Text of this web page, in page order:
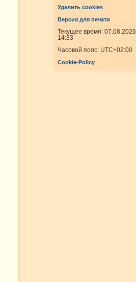
Удалить cookies
Версия для печати
Текущее время: 07.08.2026
14:33
Часовой пояс: UTC+02:00
Cookie-Policy